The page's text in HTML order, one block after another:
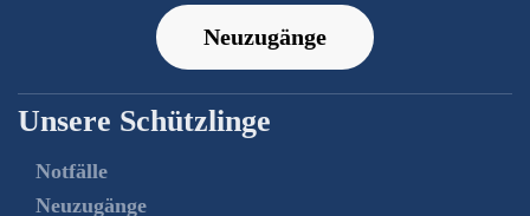
Neuzugänge
Unsere Schützlinge
Notfälle
Neuzugänge